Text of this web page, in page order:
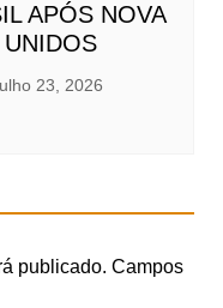
APÓS NOVA
23, 2026
publicado. Campos